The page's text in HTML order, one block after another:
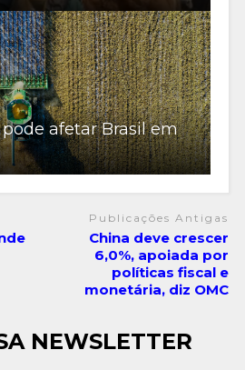
afetar Brasil em
Publicações Antigas
China deve crescer
6,0%, apoiada por
políticas fiscal e
monetária, diz OMC
NEWSLETTER